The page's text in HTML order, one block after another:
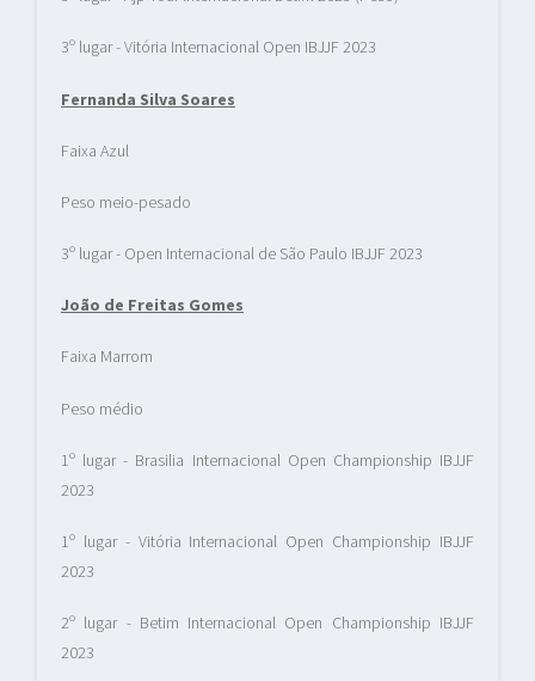
3º lugar - Vitória Internacional Open IBJJF 2023
Fernanda Silva Soares
Faixa Azul
Peso meio-pesado
3º lugar - Open Internacional de São Paulo IBJJF 2023
João de Freitas Gomes
Faixa Marrom
Peso médio
1º lugar - Brasilia Internacional Open Championship IBJJF
2023
1º lugar - Vitória Internacional Open Championship IBJJF
2023
2º lugar - Betim Internacional Open Championship IBJJF
2023